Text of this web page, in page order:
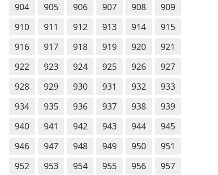
904
905 906 907 908
909
910
911 912 913 914
915
916
917 918 919 920
921
922
923 924 925 926
927
928
929 930 931 932
933
934
935 936 937 938
939
940
941 942 943 944
945
946
947 948 949 950
951
952
953 954 955 956 957